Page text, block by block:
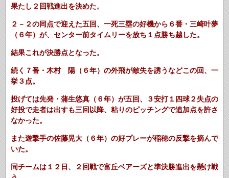
果たし２回戦進出を決めた。
２－２の同点で迎えた五回、一死三塁の好機から６番・三崎叶夢
（６年）が、センター前タイムリーを放ち１点勝ち越した。
結果これが決勝点となった。
続く７番・木村 陽（６年）の外飛が敵失を誘うなどこの回、一
挙３点。
投げては先発・蒲生悠真（６年）が五回、３安打１四球２失点の
好投で走者は出すも三回以降、粘りのピッチングで追加点を許さ
なかった。
また遊撃手の佐藤晃大（６年）の好プレーが稲穂の反撃を摘んで
いた。
同チームは１２日、２回戦で富丘ベアーズと準決勝進出を懸け戦